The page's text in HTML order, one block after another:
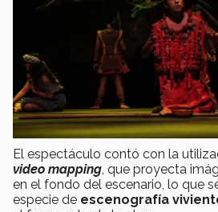
El espectáculo contó con la
video mapping, que proyecta
en el fondo del escenario, lo que
especie de escenografía